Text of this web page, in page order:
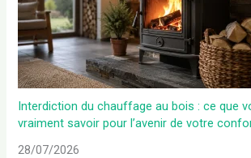
Interdiction du chauffage au bois : ce que
vraiment savoir pour l’avenir de votre
28/07/2026